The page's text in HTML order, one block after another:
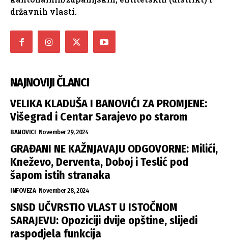
državnih vlasti.
NAJNOVIJI ČLANCI
VELIKA KLADUŠA I BANOVIĆI ZA PROMJENE:
Višegrad i Centar Sarajevo po starom
BANOVICI November 29, 2024
GRAĐANI NE KAŽNJAVAJU ODGOVORNE: Milići,
Kneževo, Derventa, Doboj i Teslić pod
šapom istih stranaka
INFOVEZA November 28, 2024
SNSD UČVRSTIO VLAST U ISTOČNOM
SARAJEVU: Opoziciji dvije opštine, slijedi
raspodjela funkcija